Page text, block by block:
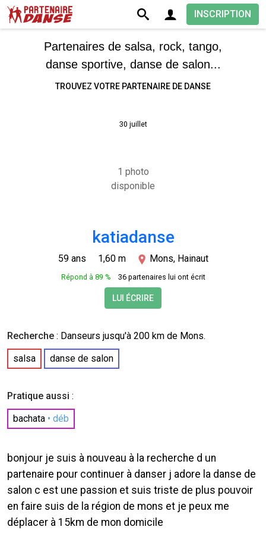
INSCRIPTION
Partenaires de salsa, rock, tango,
danse sportive, danse de salon...
TROUVEZ VOTRE PARTENAIRE DE DANSE
30 juillet
1 photo
disponible
katiadanse
59 ans 1,60 m Mons, Hainaut
Répond à 89 % 36 partenaires lui ont écrit
LUI ÉCRIRE
Recherche : Danseurs jusqu'à 200 km de Mons.
salsa
danse de salon
Pratique aussi :
bachata • déb
bonjour je suis à nouveau à la recherche d un
partenaire pour continuer à danser j adore la danse de
salon c est une passion et suis triste de plus pouvoir
en faire suis de la région de mons et je peux me
déplacer à 15km de mon domicile